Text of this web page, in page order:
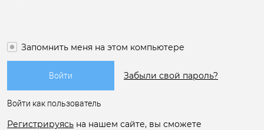
Запомнить меня на этом компьютере
Забыли свой пароль?
Войти как пользователь
Регистрируясь на нашем сайте, вы сможете